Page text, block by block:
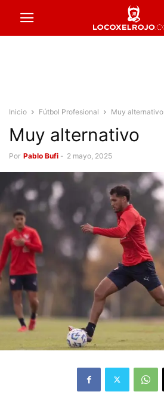
Inicio Fútbol Profesional Muy alternativo
Muy alternativo
Por Pablo Bufi - 2 mayo, 2025